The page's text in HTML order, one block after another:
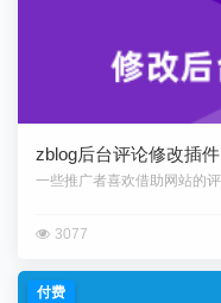
zblog后台评论修改插件
3077
付费